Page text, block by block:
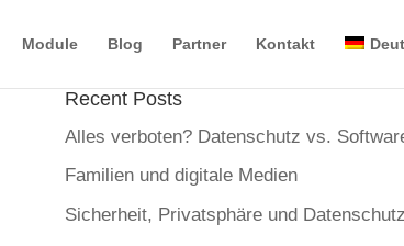
Module Blog Partner Kontakt
Recent Posts
Alles verboten? Datenschutz vs.
Familien und digitale Medien
Sicherheit, Privatsphäre und Datenschutz